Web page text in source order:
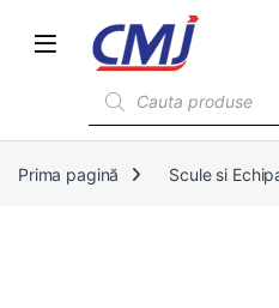
Prima pagină Scule si